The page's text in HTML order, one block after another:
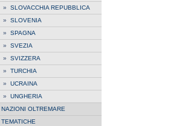
» SLOVACCHIA REPUBBLICA
» SLOVENIA
» SPAGNA
» SVEZIA
» SVIZZERA
» TURCHIA
» UCRAINA
» UNGHERIA
NAZIONI OLTREMARE
TEMATICHE